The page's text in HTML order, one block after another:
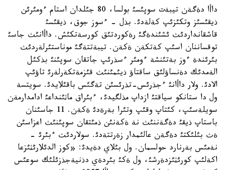
داأا دةگةن تيبةت سوپئسئ بولسا، 80 جئلدان استام ءومئرئن
ذيقئسئز وتكئزئپ كةلةدئ. بذل - ءسوز جوق، ذيقئسئ
قاشقانداردئث ئشئندةگئ رةكوردتئق كورسةتكئش. داأانئث جاسئ
توقساننان اسئپ كةتكةن ةكةن. تيبةتتةگئ موناستئرلةردئث
بئرئندة ءوز بةتئنشة ءومئر ءسذرئپ جاتقان سوپئنئ بذكئل
الةمدئك دةنساؤلئق ساقتاؤ ذيئمئنئث قئزمةتكةرلةرئ تاؤئپ
الادئ. ولار داأانئ ءجذرئس-تذرئسئن تةگئس باقئلايدئ. سويتسة
ول دا ستانكو سياقتئ ازداپ مذلگيدئ، ءبئراق ماثئنداعئ ادامدارمةن
سويلةسئپ، كئتاپ وقئپ وتئرا بةرةدئ ةكةن. 11 جاسئنان
باستاپ ذيقئ دةگةننئث نة ةكةنئن ذمئتقان سوپئنئث اعزاسئن
ةث بئلئكتئ دةگةن عالئمدار زةرتتةدئ. سولاردئث ءبئرئ -
نةمئس بةرنارد حولسمان. ول بئلاي دةيدئ: «كوز الدئلارئثئزعا
اكةلئپ كورئثئزدةرشئ، ول ةكئ بئردةي دذنيةجذزئلئك سوعئس